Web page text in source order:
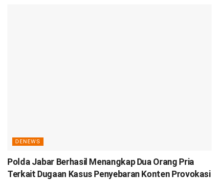
DENEWS
Polda Jabar Berhasil Menangkap Dua Orang Pria
Terkait Dugaan Kasus Penyebaran Konten Provokasi